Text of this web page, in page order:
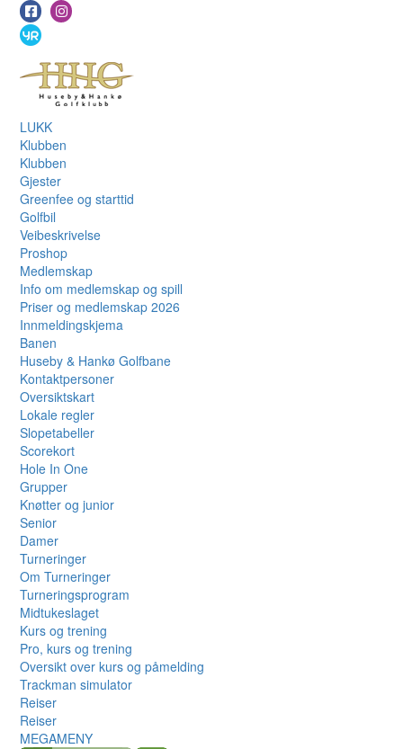
LUKK
Klubben
Klubben
Gjester
Greenfee og starttid
Golfbil
Veibeskrivelse
Proshop
Medlemskap
Info om medlemskap og spill
Priser og medlemskap 2026
Innmeldingskjema
Banen
Huseby & Hankø Golfbane
Kontaktpersoner
Oversiktskart
Lokale regler
Slopetabeller
Scorekort
Hole In One
Grupper
Knøtter og junior
Senior
Damer
Turneringer
Om Turneringer
Turneringsprogram
Midtukeslaget
Kurs og trening
Pro, kurs og trening
Oversikt over kurs og påmelding
Trackman simulator
Reiser
Reiser
MEGAMENY